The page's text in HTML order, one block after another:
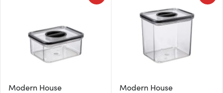
Modern House Modern House